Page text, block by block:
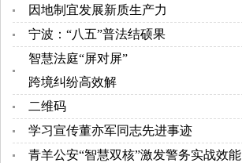
因地制宜发展新质生产力
宁波：“八五”普法结硕果
智慧法庭“屏对屏”
跨境纠纷高效解
二维码
学习宣传董亦军同志先进事迹
青羊公安“智慧双核”激发警务实战效能